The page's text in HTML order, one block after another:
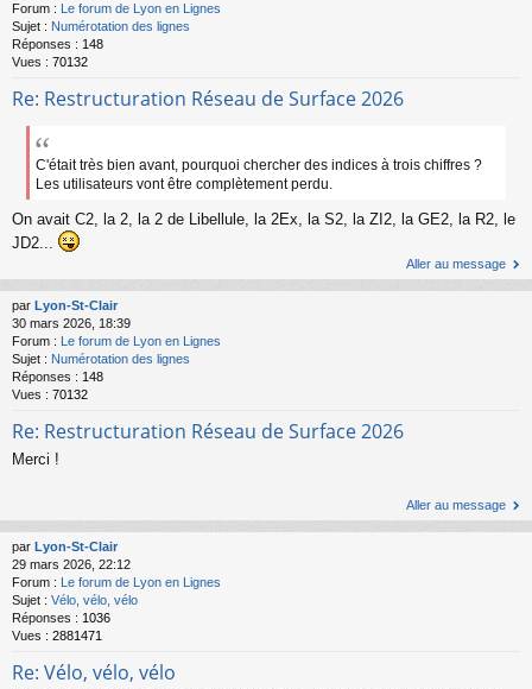
Forum : Le forum de Lyon en Lignes
Sujet : Numérotation des lignes
Réponses : 148
Vues : 70132
Re: Restructuration Réseau de Surface 2026
C'était très bien avant, pourquoi chercher des indices à trois chiffres ?
Les utilisateurs vont être complètement perdu.
On avait C2, la 2, la 2 de Libellule, la 2Ex, la S2, la ZI2, la GE2, la R2, le
JD2...
Aller au message
par Lyon-St-Clair
30 mars 2026, 18:39
Forum : Le forum de Lyon en Lignes
Sujet : Numérotation des lignes
Réponses : 148
Vues : 70132
Re: Restructuration Réseau de Surface 2026
Merci !
Aller au message
par Lyon-St-Clair
29 mars 2026, 22:12
Forum : Le forum de Lyon en Lignes
Sujet : Vélo, vélo, vélo
Réponses : 1036
Vues : 2881471
Re: Vélo, vélo, vélo